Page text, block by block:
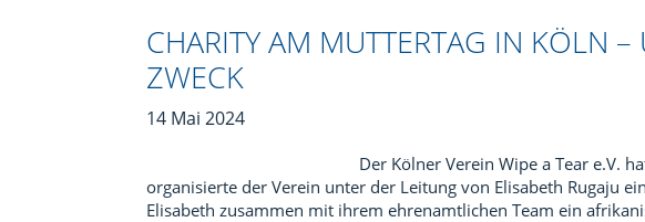
CHARITY AM MUTTERTAG IN KÖLN
ZWECK
14 Mai 2024
Der Kölner Verein Wipe a Tear e.V.
organisierte der Verein unter der Leitung von Elisabeth Rugaju
Elisabeth zusammen mit ihrem ehrenamtlichen Team ein